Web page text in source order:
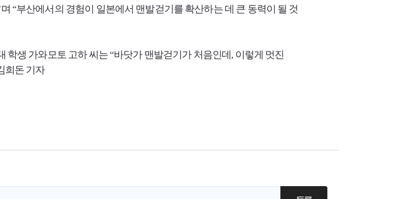
“부산에서의 경험이 일본에서 맨발걷기를 확산하는 데 큰 동력이 될 것
생 가와모토 고하 씨는 “바닷가 맨발걷기가 처음인데, 이렇게 멋진
희돈 기자